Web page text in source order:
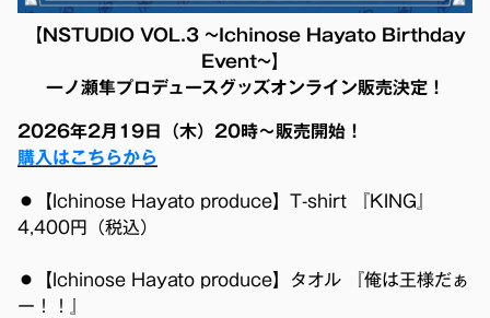
【NSTUDIO VOL.3 ~Ichinose Hayato Birthday
Event~】
一ノ瀬隼プロデュースグッズオンライン販売決定！
2026年2月19日（木）20時〜販売開始！
購入はこちらから
⚫︎【Ichinose Hayato produce】T-shirt 『KING』
4,400円（税込）
⚫︎【Ichinose Hayato produce】タオル 『俺は王様だぁ
ー！！』